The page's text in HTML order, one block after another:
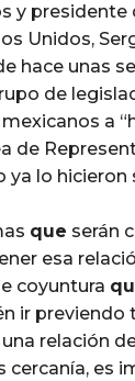
y presidente
Unidos,
hace unas
de
a
de
ya lo hicieron
que serán
esa
coyuntura
ir previendo
relación
cercanía, es